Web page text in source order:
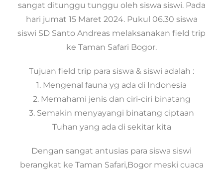
sangat ditunggu tunggu oleh siswa siswi. Pada
hari jumat 15 Maret 2024. Pukul 06.30 siswa
siswi SD Santo Andreas melaksanakan field trip
ke Taman Safari Bogor.
Tujuan field trip para siswa & siswi adalah :
1. Mengenal fauna yg ada di Indonesia
2. Memahami jenis dan ciri-ciri binatang
3. Semakin menyayangi binatang ciptaan
Tuhan yang ada di sekitar kita
Dengan sangat antusias para siswa siswi
berangkat ke Taman Safari,Bogor meski cuaca